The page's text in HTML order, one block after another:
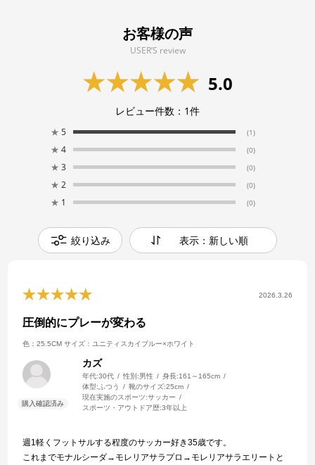
お客様の声
USER’S review
5.0
レビュー件数： 1件
★ 5 (1)
★ 4 (0)
★ 3 (0)
★ 2 (0)
★ 1 (0)
絞り込み 表示：新しい順
2026.3.26
圧倒的にプレーが変わる
色：25.5CM サイズ：ユニティスカイブルー×ホワイト
カズ
年代:30代 性別:男性 身長:161～165cm
体型: ふつう 靴のサイズ:25cm
現在実施のスポーツ:サッカー
スポーツ・アウトドア歴:3年以上
週1軽くフットサルする程度のサッカー好き35歳です。
これまでモナルシーダ→モレリアサラプロ→モレリアサラエリートと